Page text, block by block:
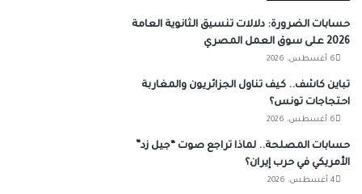
حسابات الضرورة: دلالات تنسيق الثانوية العامة
2026 على سوق العمل المصري
6 أغسطس، 2026
تباين كاشف.. كيف تناول الجزائريون والمغاربة
احتجاجات تونس؟
6 أغسطس، 2026
حسابات المصلحة.. لماذا تراجع صوت “جيل زد”
الأمريكي في حرب إيران؟
4 أغسطس، 2026